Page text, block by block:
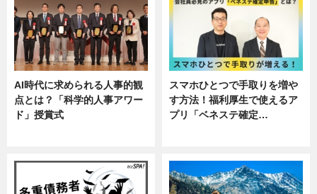
AI時代に求められる人事的観
点とは？「科学的人事アワー
ド」授賞式
スマホひとつで手取りを増や
す方法！福利厚生で使えるア
プリ「ベネステ確定…